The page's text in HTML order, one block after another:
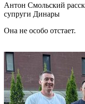
Антон Смольский
супруги Динары
Она не особо отстает.